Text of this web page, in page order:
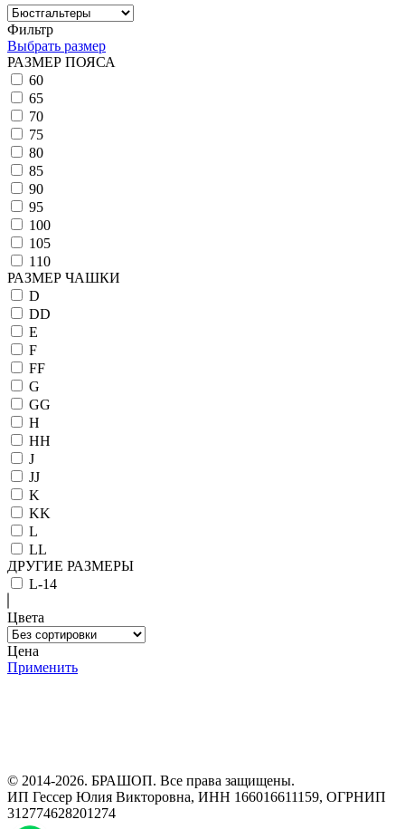
Фильтр
Выбрать размер
РАЗМЕР ПОЯСА
60
65
70
75
80
85
90
95
100
105
110
РАЗМЕР ЧАШКИ
D
DD
E
F
FF
G
GG
H
HH
J
JJ
K
KK
L
LL
ДРУГИЕ РАЗМЕРЫ
L-14
Цвета
Цена
Применить
© 2014-2026. БРАШОП. Все права защищены.
ИП Гессер Юлия Викторовна, ИНН 166016611159, ОГРНИП
312774628201274